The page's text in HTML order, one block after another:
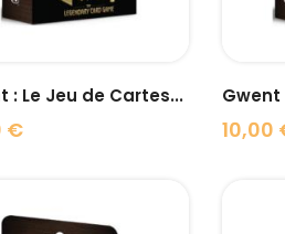
: Le Jeu de Cartes...
€
Gwent
10,00
Prix